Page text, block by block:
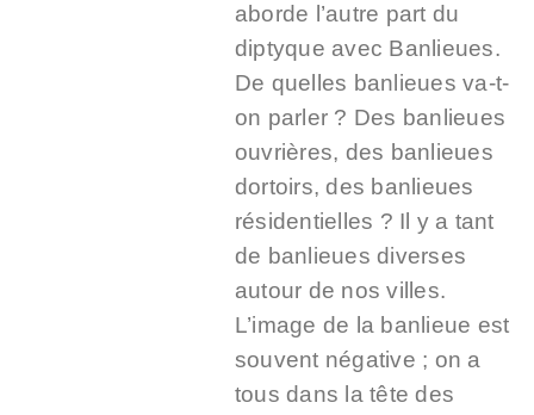
aborde l’autre part du
diptyque avec Banlieues.
De quelles banlieues va-t-
on parler ? Des banlieues
ouvrières, des banlieues
dortoirs, des banlieues
résidentielles ? Il y a tant
de banlieues diverses
autour de nos villes.
L’image de la banlieue est
souvent négative ; on a
tous dans la tête des